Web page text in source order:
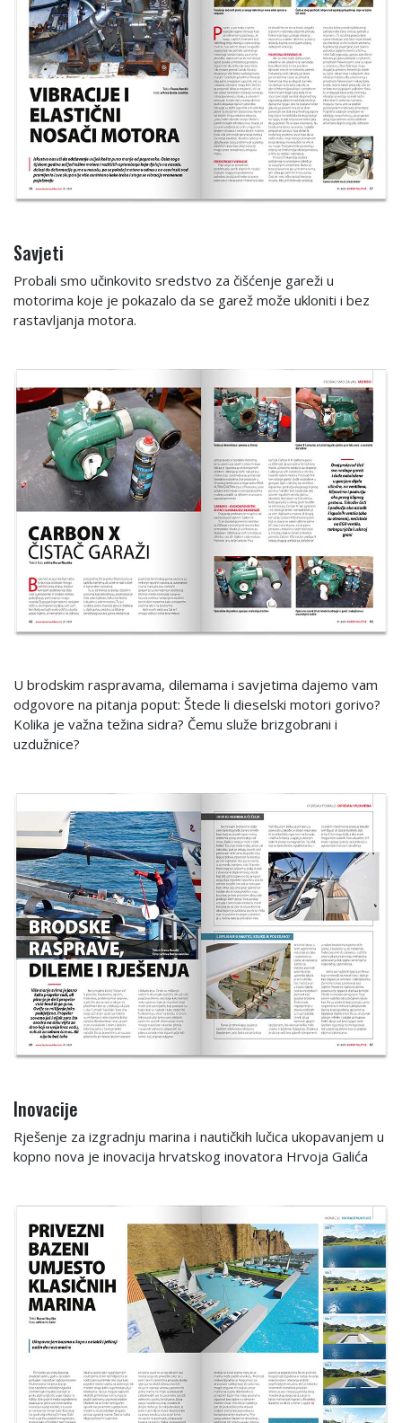
Savjeti
Probali smo učinkovito sredstvo za čišćenje gareži u
motorima koje je pokazalo da se garež može ukloniti i bez
rastavljanja motora.
U brodskim raspravama, dilemama i savjetima dajemo vam
odgovore na pitanja poput: Štede li dieselski motori gorivo?
Kolika je važna težina sidra? Čemu služe brizgobrani i
uzdužnice?
Inovacije
Rješenje za izgradnju marina i nautičkih lučica ukopavanjem u
kopno nova je inovacija hrvatskog inovatora Hrvoja Galića